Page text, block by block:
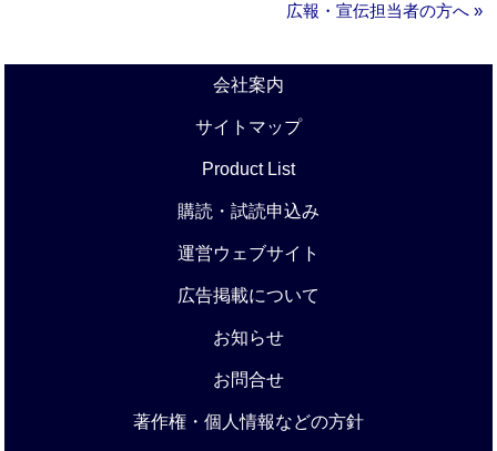
広報・宣伝担当者の方へ »
会社案内
サイトマップ
Product List
購読・試読申込み
運営ウェブサイト
広告掲載について
お知らせ
お問合せ
著作権・個人情報などの方針